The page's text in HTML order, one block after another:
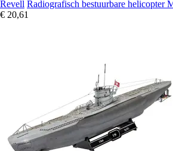
Revell Radiografisch bestuurbare helicopter
€ 20,61